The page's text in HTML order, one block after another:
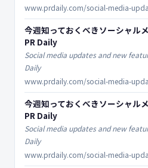
今週知っておくべきソーシャル
PR Daily
Social media updates and new
Daily
今週知っておくべきソーシャル
PR Daily
Social media updates and new
Daily